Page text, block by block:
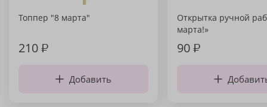
Топпер "8 марта"
210₽
Добавить
Открытка ручной
марта!»
90₽